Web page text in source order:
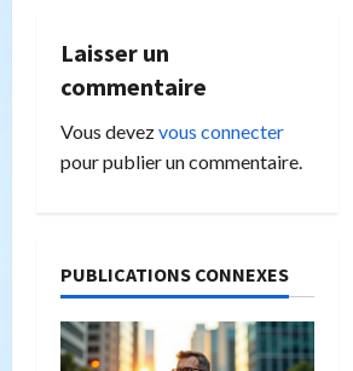
t
i
o
d
’
Laisser un
commentaire
Vous devezvous connecter
pour publier un commentaire.
PUBLICATIONS CONNEXES